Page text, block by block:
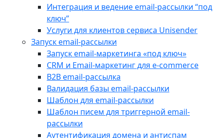
Интеграция и ведение email-рассылки “под
ключ”
Услуги для клиентов сервиса Unisender
Запуск email-рассылки
Запуск email-маркетинга «под ключ»
CRM и Email-маркетинг для e-commerce
B2B email-рассылка
Валидация базы email-рассылки
Шаблон для email-рассылки
Шаблон писем для триггерной email-
рассылки
Аутентификация домена и антиспам